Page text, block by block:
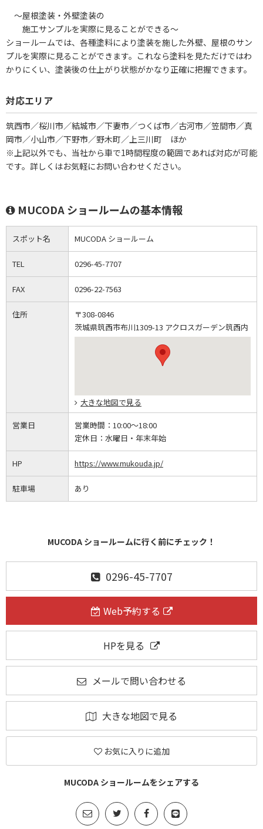
～屋根塗装・外壁塗装の
施工サンプルを実際に見ることができる～
ショールームでは、各種塗料により塗装を施した外壁、屋根のサン
プルを実際に見ることができます。これなら塗料を見ただけではわ
かりにくい、塗装後の仕上がり状態がかなり正確に把握できます。
対応エリア
筑西市／桜川市／結城市／下妻市／つくば市／古河市／笠間市／真
岡市／小山市／下野市／野木町／上三川町 ほか
※上記以外でも、当社から車で1時間程度の範囲であれば対応が可能
です。詳しくはお気軽にお問い合わせください。
MUCODA ショールームの基本情報
スポット名 MUCODA ショールーム
TEL 0296-45-7707
FAX 0296-22-7563
住所
〒308-0846
茨城県筑西市布川1309-13 アクロスガーデン筑西内
大きな地図で見る
営業日 営業時間： 10:00～18:00
定休日： 水曜日・年末年始
HP https://www.mukouda.jp/
駐車場 あり
MUCODA ショールームに行く前にチェック！
0296-45-7707
Web予約する
HPを見る
メールで問い合わせる
大きな地図で見る
お気に入りに追加
MUCODA ショールームをシェアする